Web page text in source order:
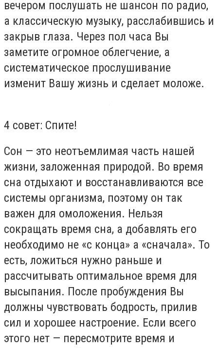
вечером послушать не шансон по радио,
а классическую музыку, расслабившись и
закрыв глаза. Через пол часа Вы
заметите огромное облегчение, а
систематическое прослушивание
изменит Вашу жизнь и сделает моложе.
4 совет: Спите!
Сон — это неотъемлимая часть нашей
жизни, заложенная природой. Во время
сна отдыхают и восстанавливаются все
системы организма, поэтому он так
важен для омоложения. Нельзя
сокращать время сна, а добавлять его
необходимо не «с конца» а «сначала». То
есть, ложиться нужно раньше и
рассчитывать оптимальное время для
высыпания. После пробуждения Вы
должны чувствовать бодрость, прилив
сил и хорошее настроение. Если всего
этого нет — пересмотрите время и